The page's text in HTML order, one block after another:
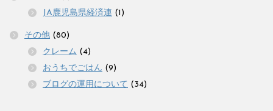
JA鹿児島県経済連 (1)
その他 (80)
クレーム (4)
おうちでごはん (9)
ブログの運用について (34)